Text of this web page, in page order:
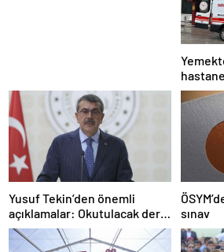
Yusuf Tekin’den önemli
açıklamalar: Okutulacak dersi
kalmamış öğretmene branş
değişikliği masada
sınav